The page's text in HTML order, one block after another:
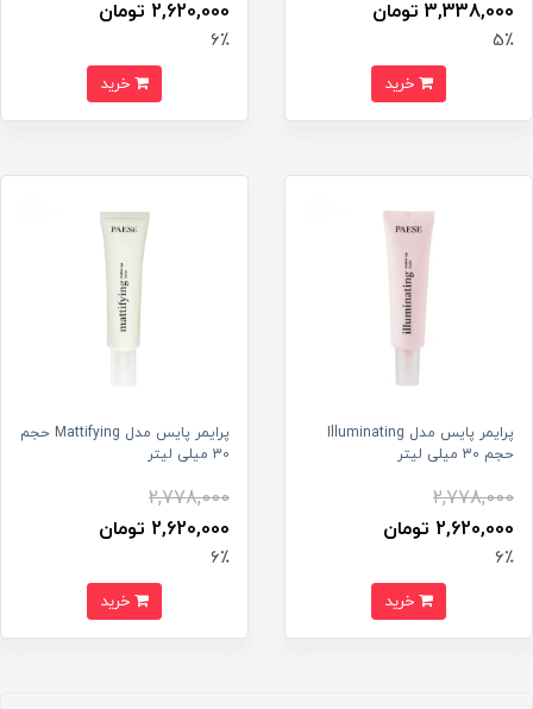
3,338,000 تومان
5٪
خرید
2,620,000 تومان
6٪
خرید
پرایمر پایس مدل Illuminating
حجم 30 میلی لیتر
2,778,000
2,620,000 تومان
6٪
خرید
پرایمر پایس مدل Mattifying حجم
2,778,000
2,620,000 تومان
6٪
خرید